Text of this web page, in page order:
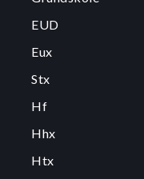
EUD
Eux
Stx
Hf
Hhx
Htx